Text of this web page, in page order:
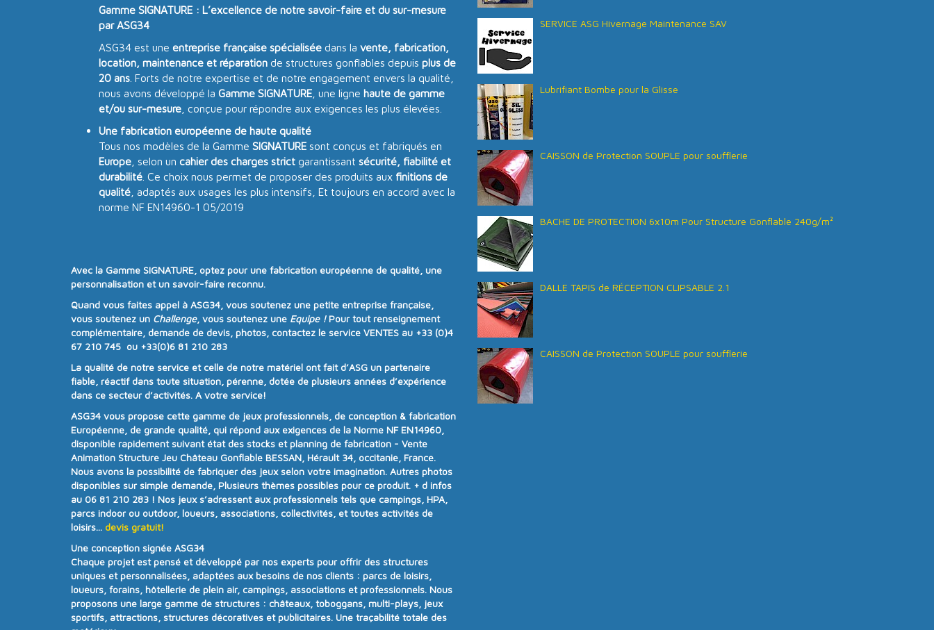
Gamme SIGNATURE : L’excellence de notre savoir-faire et du sur-mesure
par ASG34
ASG34 est une entreprise française spécialisée dans la vente, fabrication,
location, maintenance et réparation de structures gonflables depuis plus de
20 ans . Forts de notre expertise et de notre engagement envers la qualité,
nous avons développé la Gamme SIGNATURE , une ligne haute de gamme
et/ou sur-mesure , conçue pour répondre aux exigences les plus élevées.
Une fabrication européenne de haute qualité
Tous nos modèles de la Gamme SIGNATURE sont conçus et fabriqués en
Europe , selon un cahier des charges strict garantissant sécurité, fiabilité et
durabilité . Ce choix nous permet de proposer des produits aux finitions de
qualité , adaptés aux usages les plus intensifs, Et toujours en accord avec la
norme NF EN14960-1 05/2019
Avec la Gamme SIGNATURE , optez pour une fabrication européenne de qualité , une
personnalisation et un savoir-faire reconnu.
Quand vous faites appel à ASG34 , vous soutenez une petite entreprise française
vous soutenez un Challenge, vous soutenez une Equipe !Pour tout renseignement
complémentaire, demande de devis, photos, contactez le service VENTES au +33 (0)4
67 210 745 ou +33(0)6 81 210 283
La qualité de notre service et celle de notre matériel ont fait d’ASG un partenaire
fiable, réactif dans toute situation, pérenne, dotée de plusieurs années d’expérience
dans ce secteur d’activités. A votre service!
ASG34 vous propose cette gamme de jeux professionnels, de conception & fabrication
Européenne, de grande qualité, qui répond aux exigences de la Norme NF EN14960
disponible rapidement suivant état des stocks et planning de fabrication - Vente
Animation Structure Jeu Château Gonflable BESSAN, Hérault 34, occitanie, France.
Nous avons la possibilité de fabriquer des jeux selon votre imagination. Autres photos
disponibles sur simple demande, Plusieurs thèmes possibles pour ce produit. + d infos
au 06 81 210 283 ! Nos jeux s’adressent aux professionnels tels que campings, HPA,
parcs indoor ou outdoor, loueurs, associations, collectivités, et toutes activités de
loisirs... devis gratuit!
Une conception signée ASG34
Chaque projet est pensé et développé par nos experts pour offrir des structures
uniques et personnalisées , adaptées aux besoins de nos clients : parcs de loisirs,
loueurs, forains, hôtellerie de plein air, campings, associations et professionnels. Nous
proposons une large gamme de structures : châteaux, toboggans, multi-plays, jeux
sportifs, attractions, structures décoratives et publicitaires. Une traçabilité totale des
SERVICE ASG Hivernage Maintenance SAV
Lubrifiant Bombe pour la Glisse
CAISSON de Protection SOUPLE pour soufflerie
BACHE DE PROTECTION 6x10m Pour Structure Gonflable 240g/m²
DALLE TAPIS de RÉCEPTION CLIPSABLE 2.1
CAISSON de Protection SOUPLE pour soufflerie